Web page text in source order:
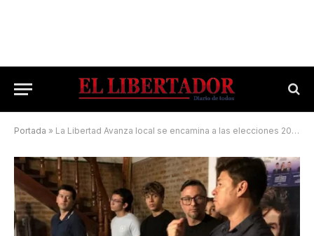
Portada » La Libertad Avanza local se encamina a las elecciones 2025